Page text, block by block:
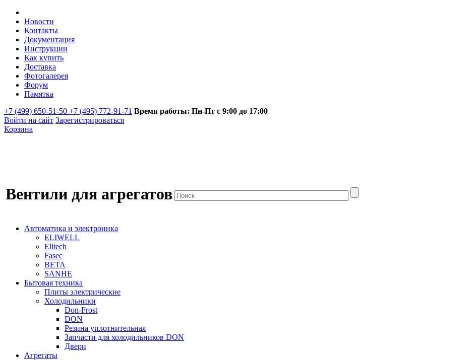
Новости
Контакты
Документация
Инструкции
Как купить
Доставка
Фотогалерея
Форум
Памятка
+7 (499) 650-51-50 +7 (495) 772-91-71 Время работы: Пн-Пт с 9:00 до 17:00
Войти на сайт Зарегистрироваться
Корзина
Вентили для агрегатов
Автоматика и электроника
ELIWELL
Elitech
Fasec
BETA
SANHE
Бытовая техника
Плиты электрические
Холодильники
Don-Frost
DON
Резина уплотнительная
Запчасти для холодильников DON
Двери
Агрегаты